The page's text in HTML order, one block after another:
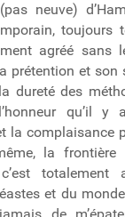
neuve)
toujours
agréé sans
prétention et son
dureté des
qu’il
la complaisance
la frontière
totalement
et du